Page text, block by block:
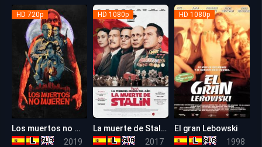
HD 720p
Los muertos no mueren
2019
HD 1080p
La muerte de Stalin (The Death of Stalin)
2017
HD 1080p
El gran Lebowski
1998